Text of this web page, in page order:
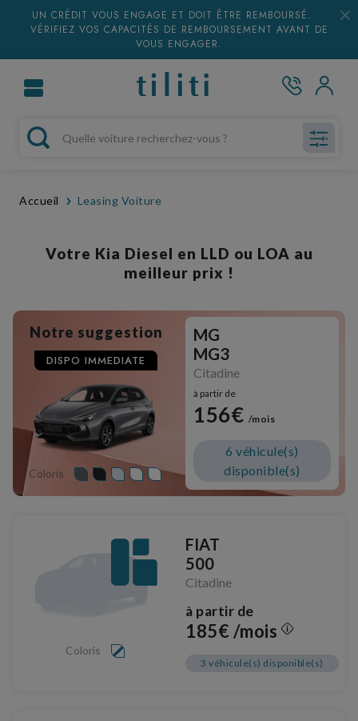
UN CRÉDIT VOUS ENGAGE ET DOIT ÊTRE REMBOURSÉ.
VÉRIFIEZ VOS CAPACITÉS DE REMBOURSEMENT AVANT DE
VOUS ENGAGER.
Accueil Leasing Voiture
Votre Kia Diesel en LLD ou LOA au
meilleur prix !
Notre suggestion
DISPO IMMEDIATE
Coloris
MG
MG3
Citadine
à partir de
156€ /mois
6 véhicule(s)
disponible(s)
Coloris
FIAT
500
Citadine
à partir de
185€ /mois
3 véhicule(s) disponible(s)